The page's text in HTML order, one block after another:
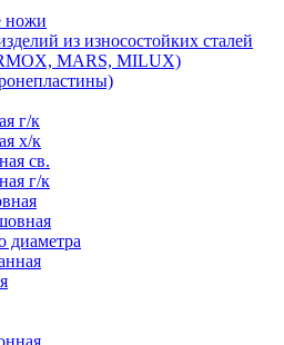
ножи
из износостойких сталей
MARS, MILUX)
г/к
х/к
св.
г/к
диаметра